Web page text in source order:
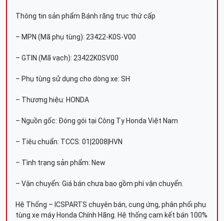
Thông tin sản phẩm Bánh răng trục thứ cấp
– MPN (Mã phụ tùng): 23422-K0S-V00
– GTIN (Mã vạch): 23422K0SV00
– Phụ tùng sử dụng cho dòng xe: SH
– Thương hiệu: HONDA
– Nguồn gốc: Đóng gói tại Công Ty Honda Việt Nam
– Tiêu chuẩn: TCCS: 01|2008|HVN
– Tình trạng sản phẩm: New
– Vận chuyển: Giá bán chưa bao gồm phí vận chuyển.
Hệ Thống – ICSPARTS chuyên bán, cung ứng, phân phối phụ
tùng xe máy Honda Chính Hãng. Hệ thống cam kết bán 100%